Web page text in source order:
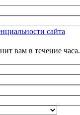
сайта
вам в течение часа.